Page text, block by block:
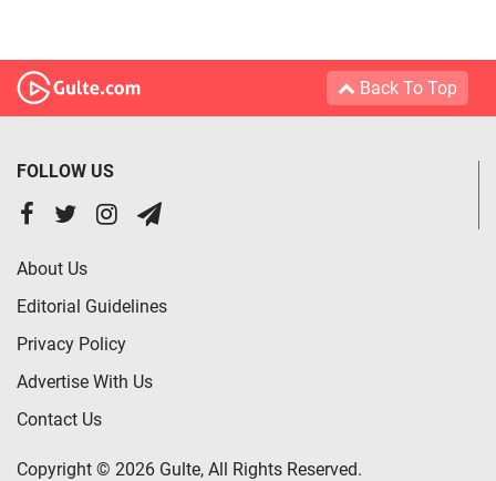
Back To Top
FOLLOW US
About Us
Editorial Guidelines
Privacy Policy
Advertise With Us
Contact Us
Copyright © 2026 Gulte, All Rights Reserved.